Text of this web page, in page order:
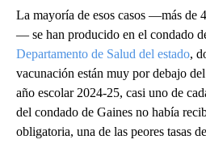
La mayoría de esos casos —más de
— se han producido en el condado
Departamento de Salud del estado,
vacunación están muy por debajo
año escolar 2024-25, casi uno de
del condado de Gaines no había
obligatoria, una de las peores tasas